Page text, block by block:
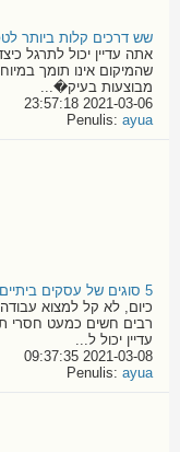
שש דרכים קלות ביותר
אתה עדיין יכול לתרגל
שהמיקום אינו תומך
מבוצעות בעיק�...
2021-03-06 23:57:18
Penulis: ayua
5 סוגים של עסקים ביתיים שיכולים להגדיל את הכנסותיך
כיום, לא קל למצוא
רבים חשים כמעט חסרי
עדיין יכול ל...
2021-03-08 09:37:35
Penulis: ayua